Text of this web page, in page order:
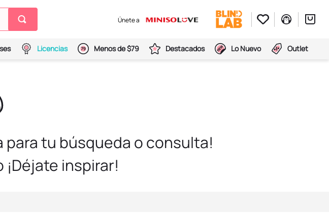
Únete a
Licencias Menos de $79 Destacados Lo Nuevo Outlet
para tu búsqueda o consulta!
inspirar!